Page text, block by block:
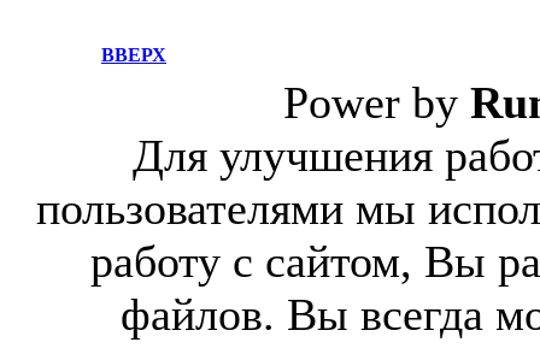
ВВЕРХ
Power by
Для улучшения
пользователями мы
работу с сайтом, Вы
файлов. Вы всегда